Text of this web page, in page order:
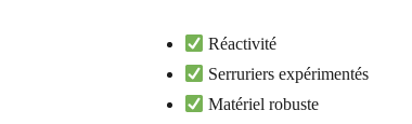
Réactivité
Serruriers expérimentés
Matériel robuste